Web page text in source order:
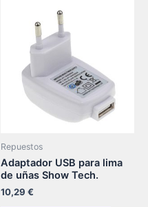
Repuestos
Adaptador USB para lima
de uñas Show Tech.
10,29 €